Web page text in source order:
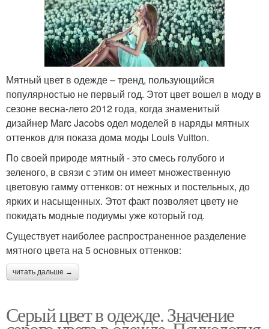
Мятный цвет в одежде – тренд, пользующийся
популярностью не первый год. Этот цвет вошел в моду в
сезоне весна-лето 2012 года, когда знаменитый
дизайнер Marc Jacobs одел моделей в наряды мятных
оттенков для показа дома моды Louis Vuitton.
По своей природе мятный - это смесь голубого и
зеленого, в связи с этим он имеет множественную
цветовую гамму оттенков: от нежных и постельных, до
ярких и насыщенных. Этот факт позволяет цвету не
покидать модные подиумы уже который год.
Существует наиболее распространенное разделение
мятного цвета на 5 основных оттенков:
читать дальше →
Серый цвет в одежде. Значение